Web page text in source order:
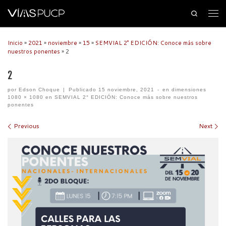
Search
Inicio » 2021 » noviembre » 15 » SEMVIAL 2° EDICIÓN: Conoce más sobre
nuestros ponentes » 2
2
por Edson Choque | Publicado 15 noviembre, 2021 -
en dimensiones
1080 × 1080 en SEMVIAL 2° EDICIÓN: Conoce más sobre nuestros
ponentes
Images navigation
Previous Next